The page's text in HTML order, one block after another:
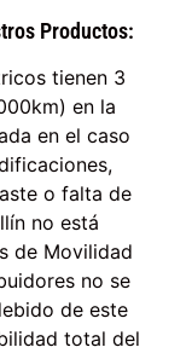
Productos:
tienen 3
en la
en el caso
o falta de
no está
de Movilidad
no se
de este
total del